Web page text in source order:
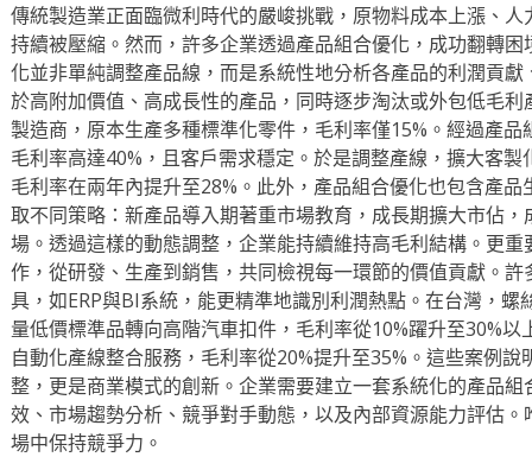
傳統製造業正面臨微利時代的嚴峻挑戰，原物料成本上漲、
持續被壓縮。然而，許多企業透過產品組合優化，成功翻轉
化並非單純調整產品線，而是系統性地分析各產品的利潤貢
於高附加價值、高成長性的產品，同時逐步淘汰或外包低毛
製造商，原本生產多種標準化零件，毛利率僅15%。經過產
毛利率高達40%，且客戶需求穩定。於是調整產線，擴大客
毛利率在兩年內提升至28%。此外，產品組合優化也包含產
取不同策略：新產品導入期著重市場教育，成長期擴大市佔
場。透過這樣的動態調整，企業能持續維持高毛利結構。更
作，從研發、生產到銷售，共同檢視每一環節的價值貢獻。
具，如ERP與BI系統，能更精準地識別利潤熱點。在台灣，
量低價標準品轉向高階汽車扣件，毛利率從10%躍升至30%
自動化產線整合服務，毛利率從20%提升至35%。這些案例
整，更是商業模式的創新。企業需要建立一套系統化的產品
效、市場趨勢分析、競爭對手動態，以及內部資源能力評估
場中保持競爭力。